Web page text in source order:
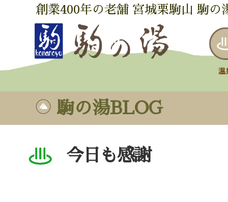
創業400年の老舗 宮城栗駒山 駒の
駒の湯BLOG
今日も感謝